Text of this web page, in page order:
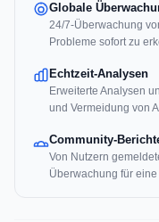
Globale
24/7-Überwachung
Probleme sofort zu
Echtzeit-Analysen
Erweiterte Analysen
und Vermeidung von
Community-
Von Nutzern
Überwachung für